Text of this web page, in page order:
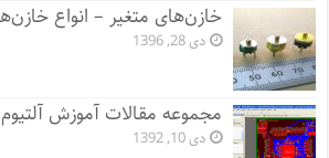
خازن‌های متغیر – انواع
دی 28, 1396
مجموعه مقالات آموزش آلتیوم
دی 10, 1392